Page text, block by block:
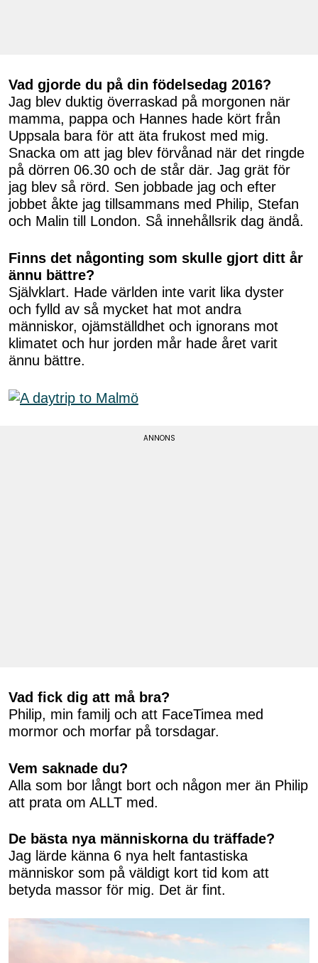
Vad gjorde du på din födelsedag 2016?
Jag blev duktig överraskad på morgonen när
mamma, pappa och Hannes hade kört från
Uppsala bara för att äta frukost med mig.
Snacka om att jag blev förvånad när det ringde
på dörren 06.30 och de står där. Jag grät för
jag blev så rörd. Sen jobbade jag och efter
jobbet åkte jag tillsammans med Philip, Stefan
och Malin till London. Så innehållsrik dag ändå.
Finns det någonting som skulle gjort ditt år
ännu bättre?
Självklart. Hade världen inte varit lika dyster
och fylld av så mycket hat mot andra
människor, ojämställdhet och ignorans mot
klimatet och hur jorden mår hade året varit
ännu bättre.
Vad fick dig att må bra?
Philip, min familj och att FaceTimea med
mormor och morfar på torsdagar.
Vem saknade du?
Alla som bor långt bort och någon mer än Philip
att prata om ALLT med.
De bästa nya människorna du träffade?
Jag lärde känna 6 nya helt fantastiska
människor som på väldigt kort tid kom att
betyda massor för mig. Det är fint.